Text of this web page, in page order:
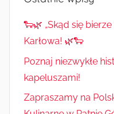
🐑🌿 „Skąd się
Karłowa! 🌿🐑
Poznaj niezwykłe
kapeluszami!
Zapraszamy na